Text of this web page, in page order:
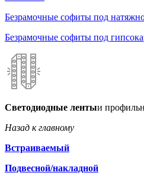
Безрамочные софиты под
Безрамочные софиты под
Светодиодные лентыи
Назад к главному
Встраиваемый
Подвесной/накладной